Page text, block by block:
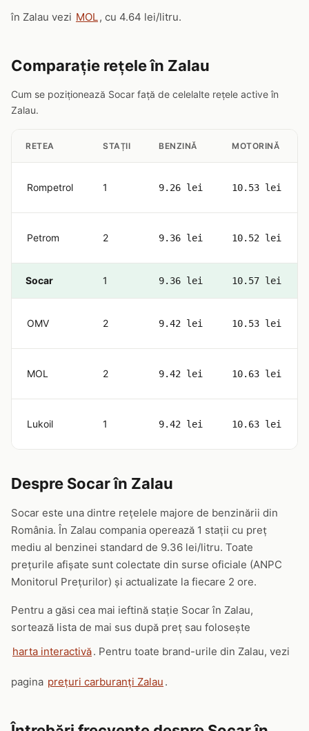
în Zalau vezi MOL, cu 4.64 lei/litru.
Comparație rețele în Zalau
Cum se poziționează Socar față de celelalte rețele active în
Zalau.
RETEA STAȚII BENZINĂ MOTORINĂ
Rompetrol 1 9.26 lei 10.53 lei
Petrom 2 9.36 lei 10.52 lei
Socar 1 9.36 lei 10.57 lei
OMV 2 9.42 lei 10.53 lei
MOL 2 9.42 lei 10.63 lei
Lukoil 1 9.42 lei 10.63 lei
Despre Socar în Zalau
Socar este una dintre rețelele majore de benzinării din
România. În Zalau compania operează 1 stații cu preț
mediu al benzinei standard de 9.36 lei/litru. Toate
prețurile afișate sunt colectate din surse oficiale (ANPC
Monitorul Prețurilor) și actualizate la fiecare 2 ore.
Pentru a găsi cea mai ieftină stație Socar în Zalau,
sortează lista de mai sus după preț sau folosește
harta interactivă. Pentru toate brand-urile din Zalau, vezi
pagina prețuri carburanți Zalau .